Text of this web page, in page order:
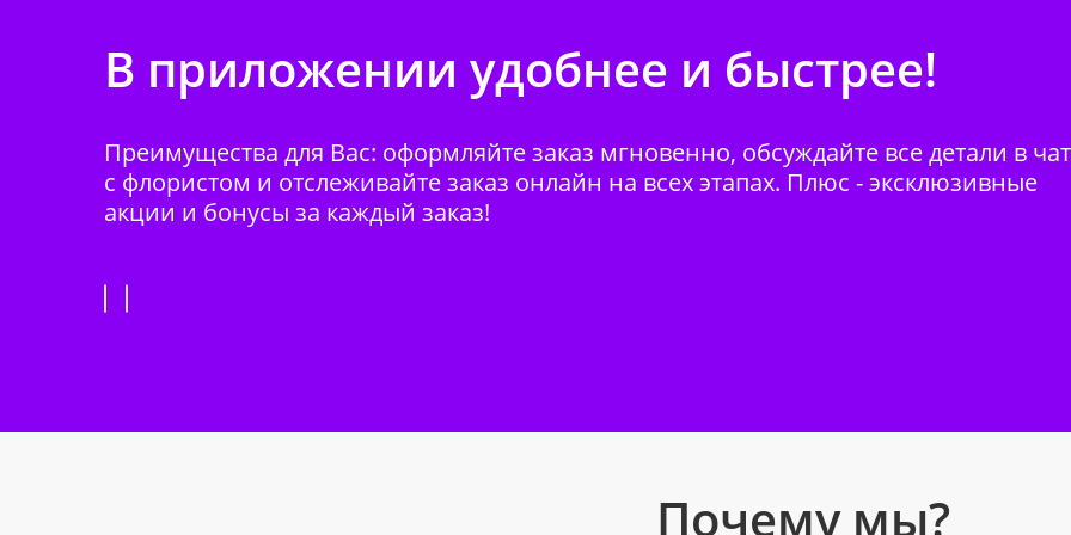
В приложении удобнее и быстрее!
Преимущества для Вас: оформляйте заказ мгновенно, обсуждайте все детали в
с флористом и отслеживайте заказ онлайн на всех этапах. Плюс - эксклюзивные
акции и бонусы за каждый заказ!
Почему мы?